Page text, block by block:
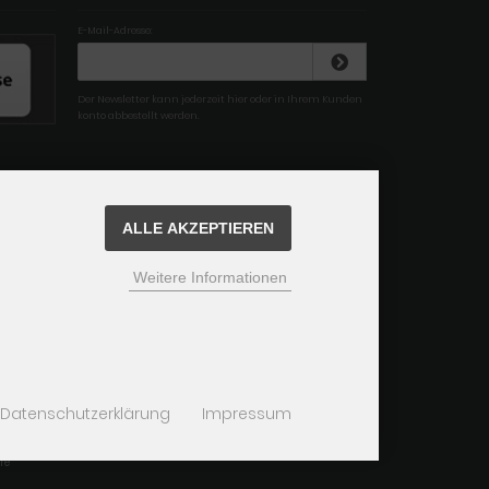
E-Mail-Adresse:
Der Newsletter kann jederzeit hier oder in Ihrem Kunden
konto abbestellt werden.
ALLE AKZEPTIEREN
Weitere Informationen
Datenschutzerklärung Impressum